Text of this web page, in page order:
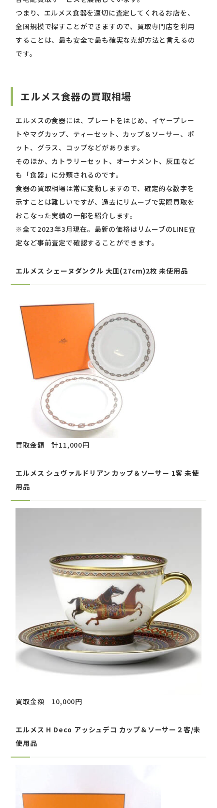
つまり、エルメス食器を適切に査定してくれるお店を、
全国規模で探すことができますので、買取専門店を利用
することは、最も安全で最も確実な売却方法と言えるの
です。
エルメス食器の買取相場
エルメスの食器には、プレートをはじめ、イヤープレー
トやマグカップ、ティーセット、カップ＆ソーサー、ポ
ット、グラス、コップなどがあります。
そのほか、カトラリーセット、オーナメント、灰皿など
も「食器」に分類されるのです。
食器の買取相場は常に変動しますので、確定的な数字を
示すことは難しいですが、過去にリムーブで実際買取を
おこなった実績の一部を紹介します。
※全て2023年3月現在。最新の価格はリムーブのLINE査
定など事前査定で確認することができます。
エルメス シェーヌダンクル 大皿(27cm)2枚 未使用品
買取金額 計11,000円
エルメス シュヴァルドリアン カップ＆ソーサー 1客 未使
用品
買取金額 10,000円
エルメス H Deco アッシュデコ カップ＆ソーサー２客/未
使用品